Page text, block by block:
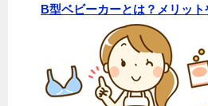
B型ベビーカーとは？メリット